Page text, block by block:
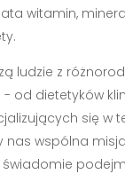
witamin,
ludzie z
od dietetyków
się w
nas wspólna